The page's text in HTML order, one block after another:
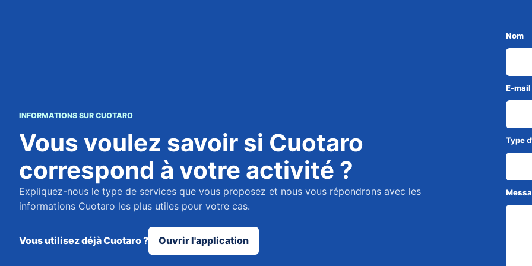
INFORMATIONS SUR CUOTARO
Vous voulez savoir si Cuotaro
correspond à votre activité ?
Expliquez-nous le type de services que vous proposez et nous vous répondrons avec les
informations Cuotaro les plus utiles pour votre cas.
Vous utilisez déjà Cuotaro ? Ouvrir l'application
Nom
E-mail
Type